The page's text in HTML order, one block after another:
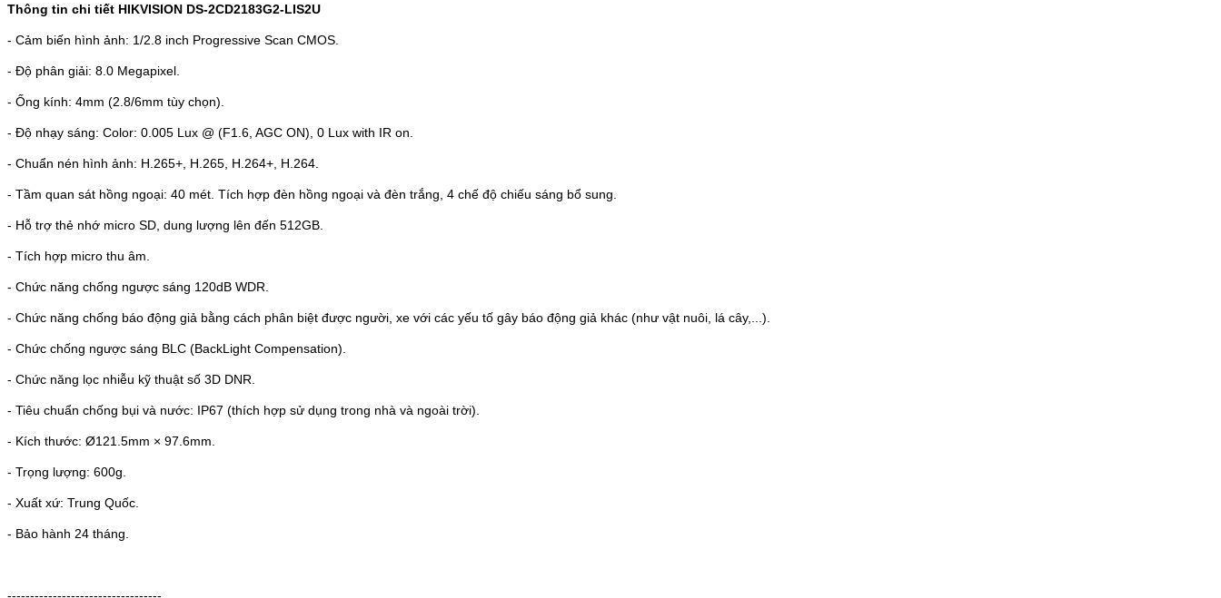
Thông tin chi tiết HIKVISION DS-2CD2183G2-LIS2U
- Cảm biến hình ảnh: 1/2.8 inch Progressive Scan CMOS.
- Độ phân giải: 8.0 Megapixel.
- Ống kính: 4mm (2.8/6mm tùy chọn).
- Độ nhạy sáng: Color: 0.005 Lux @ (F1.6, AGC ON), 0 Lux with IR on.
- Chuẩn nén hình ảnh: H.265+, H.265, H.264+, H.264.
- Tầm quan sát hồng ngoại: 40 mét. Tích hợp đèn hồng ngoại và đèn trắng, 4 chế độ chiếu sáng bổ sung.
- Hỗ trợ thẻ nhớ micro SD, dung lượng lên đến 512GB.
- Tích hợp micro thu âm.
- Chức năng chống ngược sáng 120dB WDR.
- Chức năng chống báo động giả bằng cách phân biệt được người, xe với các yếu tố gây báo động giả khác (như vật nuôi, lá cây,...).
- Chức chống ngược sáng BLC (BackLight Compensation).
- Chức năng lọc nhiễu kỹ thuật số 3D DNR.
- Tiêu chuẩn chống bụi và nước: IP67 (thích hợp sử dụng trong nhà và ngoài trời).
- Kích thước: Ø121.5mm × 97.6mm.
- Trọng lượng: 600g.
- Xuất xứ: Trung Quốc.
- Bảo hành 24 tháng.